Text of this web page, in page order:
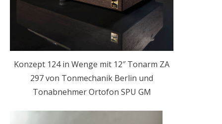
Konzept 124 in Wenge mit 12″ Tonarm ZA
297 von Tonmechanik Berlin und
Tonabnehmer Ortofon SPU GM